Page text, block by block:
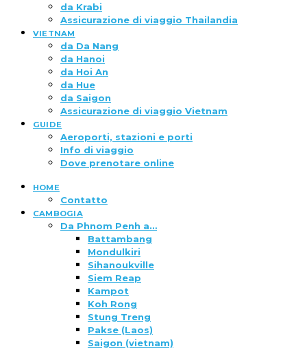
da Krabi
Assicurazione di viaggio Thailandia
VIETNAM
da Da Nang
da Hanoi
da Hoi An
da Hue
da Saigon
Assicurazione di viaggio Vietnam
GUIDE
Aeroporti, stazioni e porti
Info di viaggio
Dove prenotare online
HOME
Contatto
CAMBOGIA
Da Phnom Penh a…
Battambang
Mondulkiri
Sihanoukville
Siem Reap
Kampot
Koh Rong
Stung Treng
Pakse (Laos)
Saigon (vietnam)